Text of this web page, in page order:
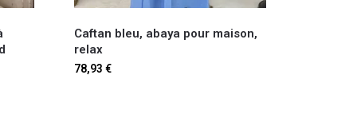
Caftan bleu, abaya pour maison,
relax
78,93 €